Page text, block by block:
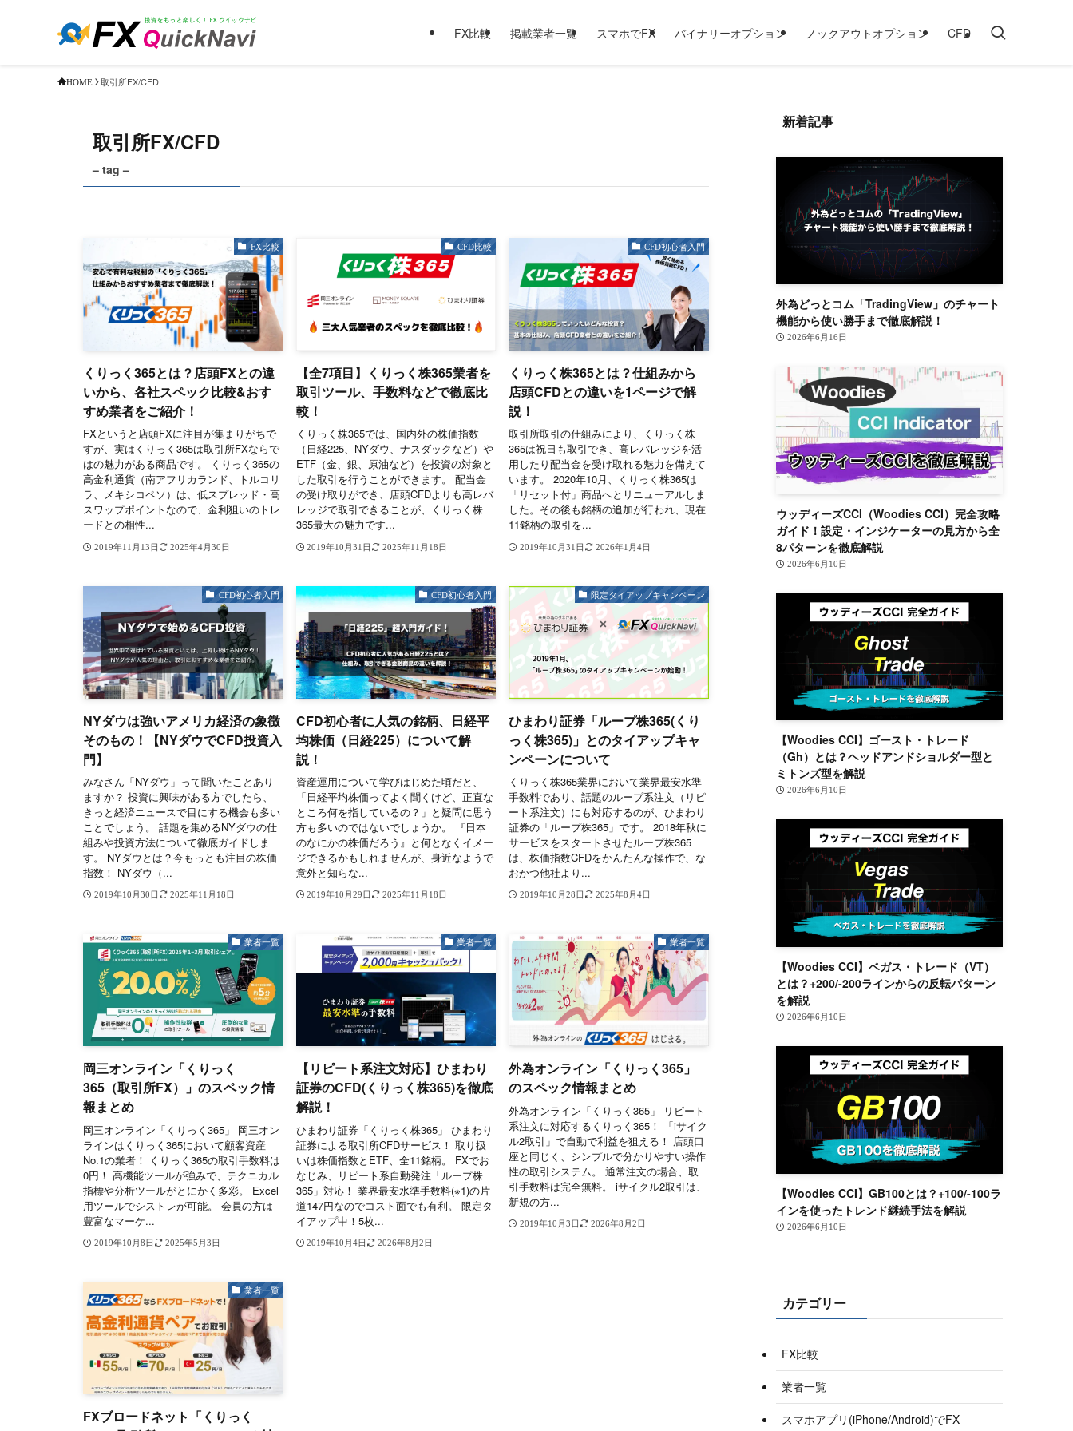
FX比較 掲載業者一覧 スマホでFX バイナリーオプション ノックアウトオプション CFD
HOME 取引所FX/CFD
取引所FX/CFD
– tag –
FX比較
くりっく365とは？店頭FXとの違
いから、各社スペック比較&おす
すめ業者をご紹介！
FXというと店頭FXに注目が集まりがちで
すが、実はくりっく365は取引所FXならで
はの魅力がある商品です。 くりっく365の
高金利通貨（南アフリカランド、トルコリ
ラ、メキシコペソ）は、低スプレッド・高
スワップポイントなので、金利狙いのトレ
ードとの相性...
2019年11月13日 2025年4月30日
CFD比較
【全7項目】くりっく株365業者を
取引ツール、手数料などで徹底比
較！
くりっく株365では、国内外の株価指数
（日経225、NYダウ、ナスダックなど）や
ETF（金、銀、原油など）を投資の対象と
した取引を行うことができます。 配当金
の受け取りができ、店頭CFDよりも高レバ
レッジで取引できることが、くりっく株
365最大の魅力です...
2019年10月31日 2025年11月18日
CFD初心者入門
くりっく株365とは？仕組みから
店頭CFDとの違いを1ページで解
説！
取引所取引の仕組みにより、くりっく株
365は祝日も取引でき、高レバレッジを活
用したり配当金を受け取れる魅力を備えて
います。 2020年10月、くりっく株365は
「リセット付」商品へとリニューアルしま
した。その後も銘柄の追加が行われ、現在
11銘柄の取引を...
2019年10月31日 2026年1月4日
CFD初心者入門
NYダウは強いアメリカ経済の象徴
そのもの！【NYダウでCFD投資入
門】
みなさん「NYダウ」って聞いたことあり
ますか？ 投資に興味がある方でしたら、
きっと経済ニュースで目にする機会も多い
ことでしょう。 話題を集めるNYダウの仕
組みや投資方法について徹底ガイドしま
す。 NYダウとは？今もっとも注目の株価
指数！ NYダウ（...
2019年10月30日 2025年11月18日
CFD初心者入門
CFD初心者に人気の銘柄、日経平
均株価（日経225）について解
説！
資産運用について学びはじめた頃だと、
「日経平均株価ってよく聞くけど、正直な
ところ何を指しているの？」と疑問に思う
方も多いのではないでしょうか。 『日本
のなにかの株価だろう』と何となくイメー
ジできるかもしれませんが、身近なようで
意外と知らな...
2019年10月29日 2025年11月18日
限定タイアップキャンペーン
ひまわり証券「ループ株365(くり
っく株365)」とのタイアップキャ
ンペーンについて
くりっく株365業界において業界最安水準
手数料であり、話題のループ系注文（リピ
ート系注文）にも対応するのが、ひまわり
証券の「ループ株365」です。 2018年秋に
サービスをスタートさせたループ株365
は、株価指数CFDをかんたんな操作で、な
おかつ他社より...
2019年10月28日 2025年8月4日
業者一覧
岡三オンライン「くりっく
365（取引所FX）」のスペック情
報まとめ
岡三オンライン「くりっく365」 岡三オン
ラインはくりっく365において顧客資産
No.1の業者！ くりっく365の取引手数料は
0円！ 高機能ツールが強みで、テクニカル
指標や分析ツールがとにかく多彩。 Excel
用ツールでシストレが可能。 会員の方は
豊富なマーケ...
2019年10月8日 2025年5月3日
業者一覧
【リピート系注文対応】ひまわり
証券のCFD(くりっく株365)を徹底
解説！
ひまわり証券「くりっく株365」 ひまわり
証券による取引所CFDサービス！ 取り扱
いは株価指数とETF、全11銘柄。 FXでお
なじみ、リピート系自動発注「ループ株
365」対応！ 業界最安水準手数料(※1)の片
道147円なのでコスト面でも有利。 限定タ
イアップ中！5枚...
2019年10月4日 2026年8月2日
業者一覧
外為オンライン「くりっく365」
のスペック情報まとめ
外為オンライン「くりっく365」 リピート
系注文に対応するくりっく365！ 「iサイク
ル2取引」で自動で利益を狙える！ 店頭口
座と同じく、シンプルで分かりやすい操作
性の取引システム。 通常注文の場合、取
引手数料は完全無料。 iサイクル2取引は、
新規の方...
2019年10月3日 2026年8月2日
業者一覧
FXブロードネット「くりっく
新着記事
外為どっとコム「TradingView」のチャート
機能から使い勝手まで徹底解説！
2026年6月16日
ウッディーズCCI（Woodies CCI）完全攻略
ガイド！設定・インジケーターの見方から全
8パターンを徹底解説
2026年6月10日
【Woodies CCI】ゴースト・トレード
（Gh）とは？ヘッドアンドショルダー型と
ミトンズ型を解説
2026年6月10日
【Woodies CCI】ベガス・トレード（VT）
とは？+200/-200ラインからの反転パターン
を解説
2026年6月10日
【Woodies CCI】GB100とは？+100/-100ラ
インを使ったトレンド継続手法を解説
2026年6月10日
カテゴリー
FX比較
業者一覧
スマホアプリ(iPhone/Android)でFX